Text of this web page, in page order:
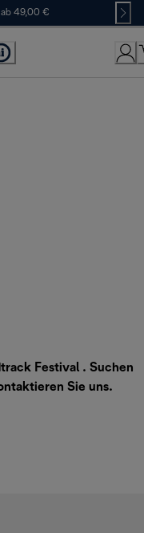
ab 49,00 €
Festival . Suchen
Sie uns.